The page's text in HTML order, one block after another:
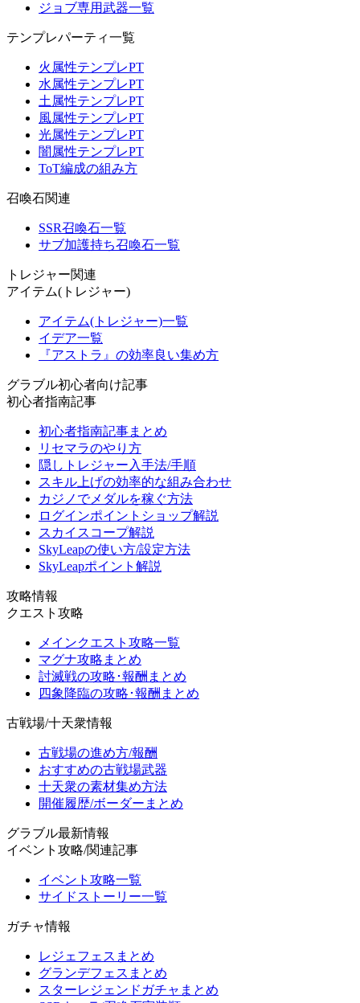
ジョブ専用武器一覧
テンプレパーティ一覧
火属性テンプレPT
水属性テンプレPT
土属性テンプレPT
風属性テンプレPT
光属性テンプレPT
闇属性テンプレPT
ToT編成の組み方
召喚石関連
SSR召喚石一覧
サブ加護持ち召喚石一覧
トレジャー関連
アイテム(トレジャー)
アイテム(トレジャー)一覧
イデア一覧
『アストラ』の効率良い集め方
グラブル初心者向け記事
初心者指南記事
初心者指南記事まとめ
リセマラのやり方
隠しトレジャー入手法/手順
スキル上げの効率的な組み合わせ
カジノでメダルを稼ぐ方法
ログインポイントショップ解説
スカイスコープ解説
SkyLeapの使い方/設定方法
SkyLeapポイント解説
攻略情報
クエスト攻略
メインクエスト攻略一覧
マグナ攻略まとめ
討滅戦の攻略･報酬まとめ
四象降臨の攻略･報酬まとめ
古戦場/十天衆情報
古戦場の進め方/報酬
おすすめの古戦場武器
十天衆の素材集め方法
開催履歴/ボーダーまとめ
グラブル最新情報
イベント攻略/関連記事
イベント攻略一覧
サイドストーリー一覧
ガチャ情報
レジェフェスまとめ
グランデフェスまとめ
スターレジェンドガチャまとめ